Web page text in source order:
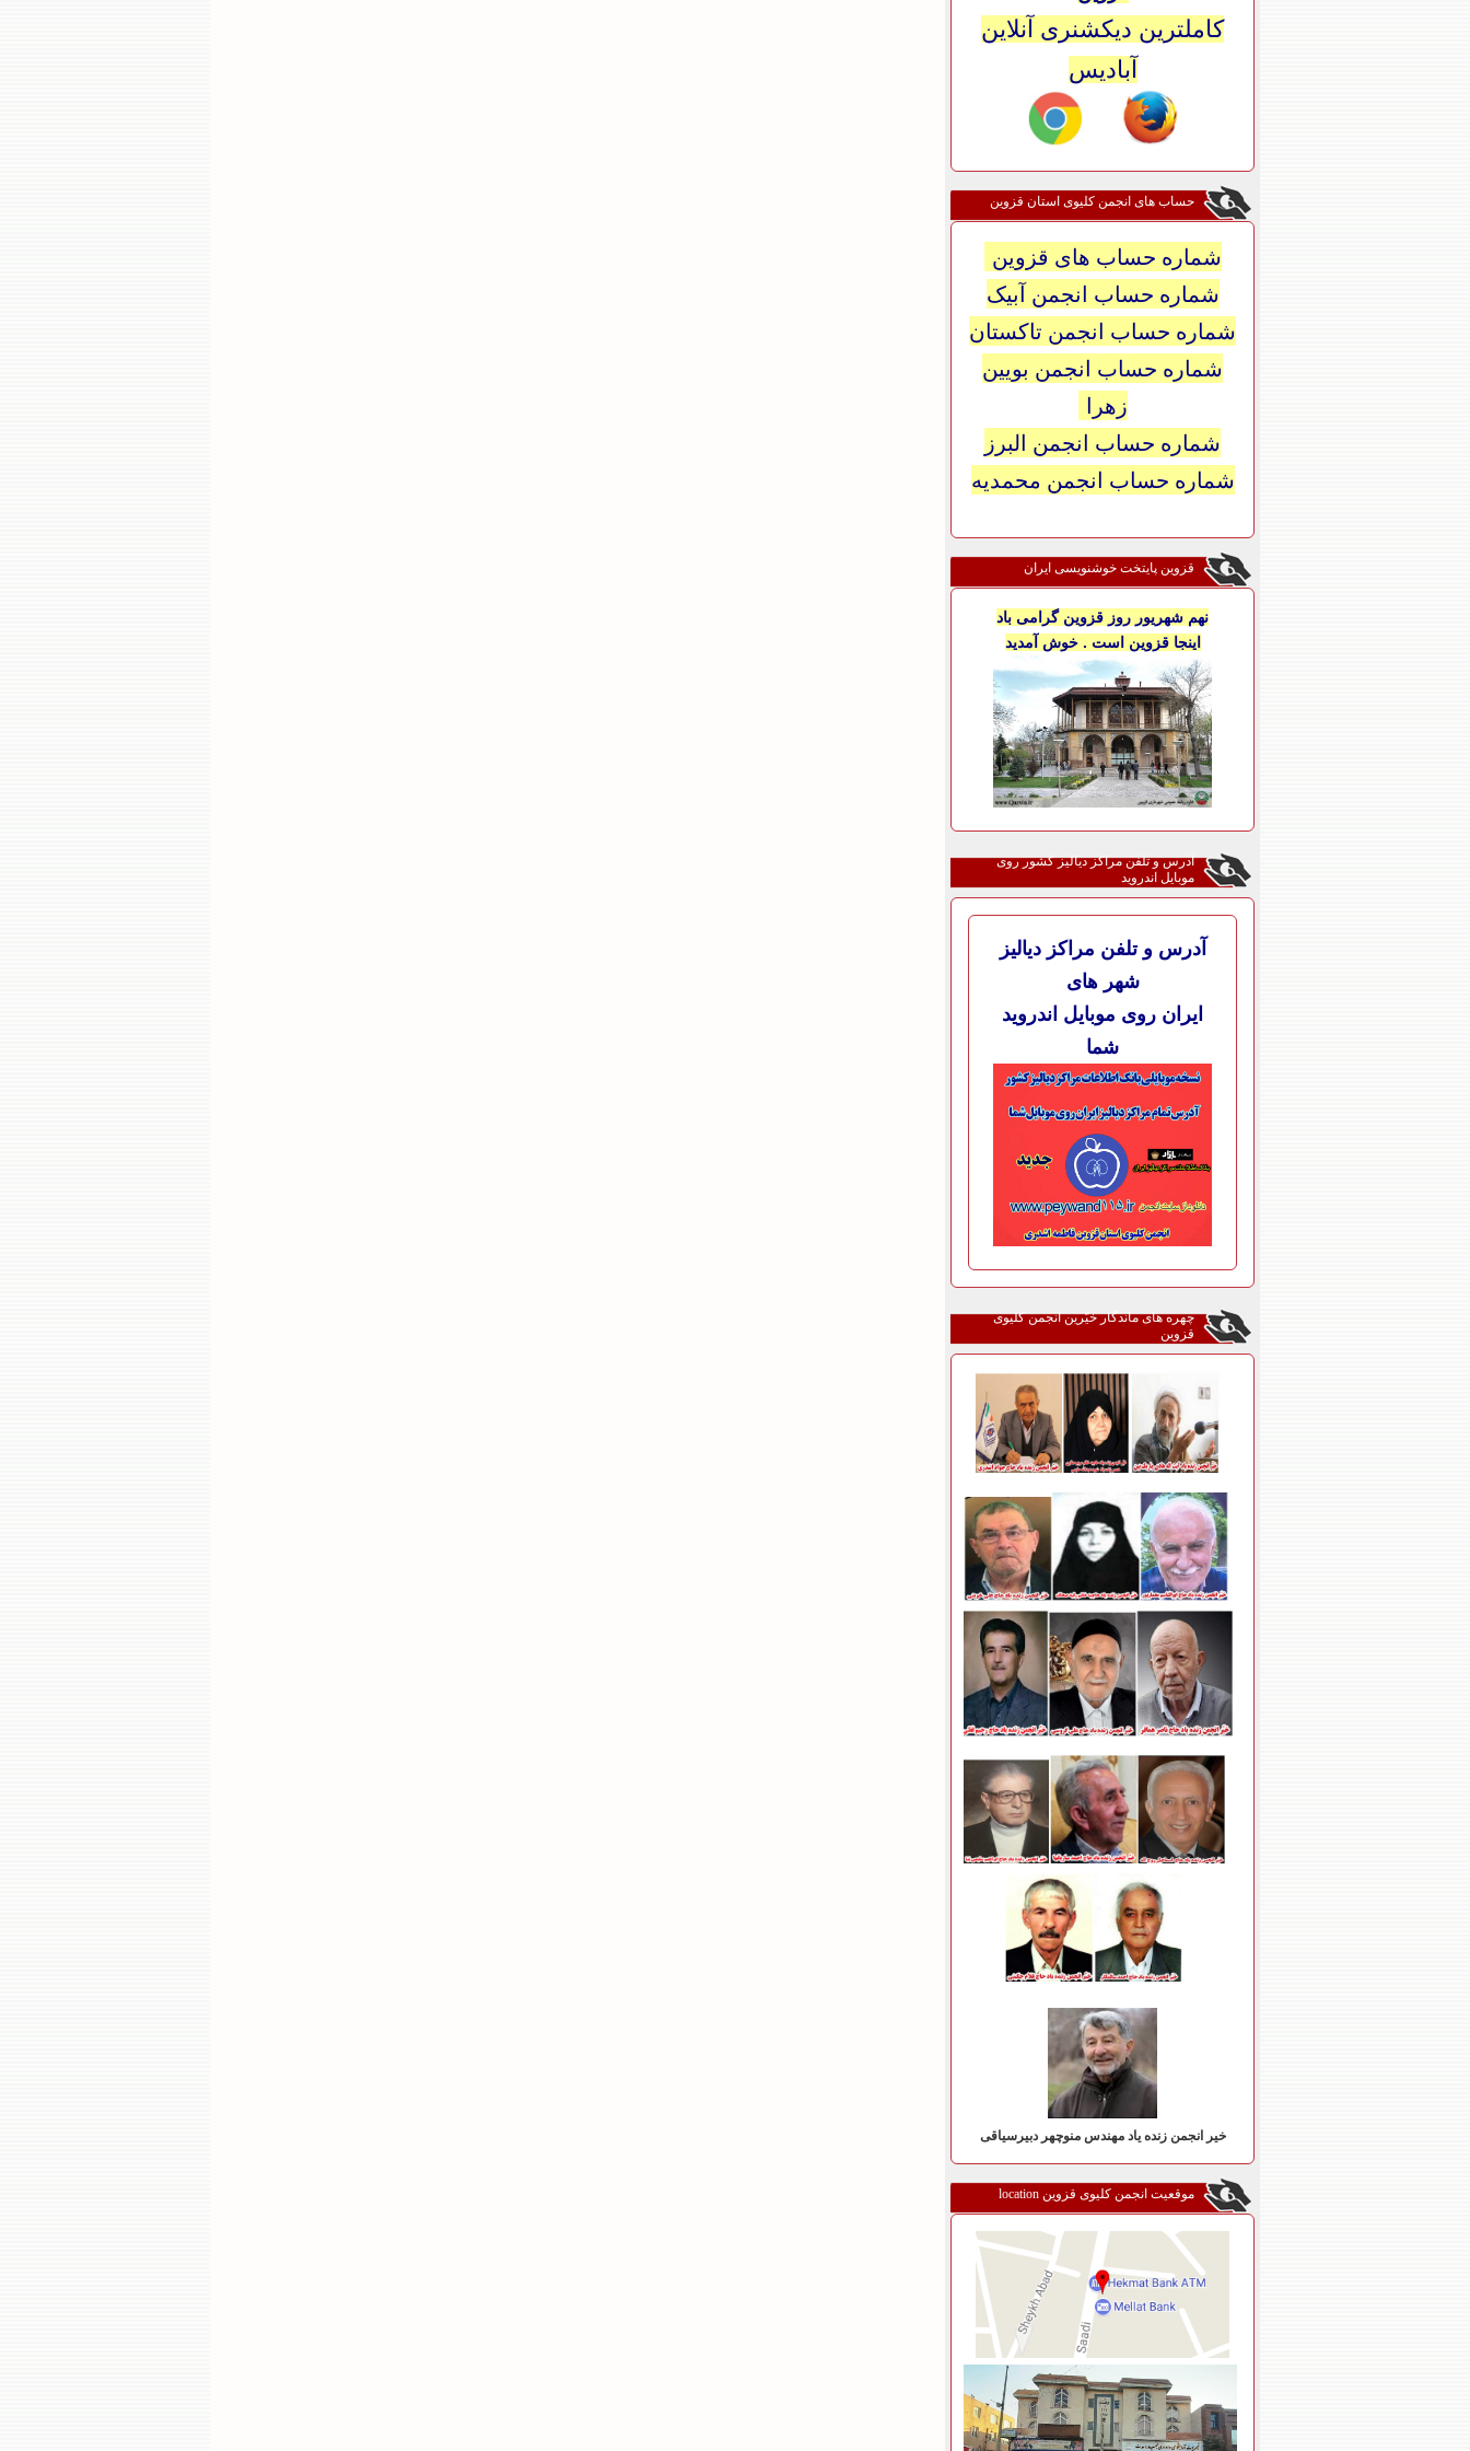
کاملترین دیکشنری آنلاین
آبادیس
حساب های انجمن کلیوی استان قزوین
شماره حساب های قزوین
شماره حساب انجمن آبیک
شماره حساب انجمن تاکستان
شماره حساب انجمن بویین
زهرا
شماره حساب انجمن البرز
شماره حساب انجمن محمدیه
قزوین پایتخت خوشنویسی ایران
نهم شهریور روز قزوین گرامی باد
اینجا قزوین است . خوش آمدید
آدرس و تلفن مراکز دیالیز کشور روی
موبایل اندروید
آدرس و تلفن مراکز دیالیز
شهر های
ایران روی موبایل اندروید
شما
چهره های ماندگار خیّرین انجمن کلیوی
قزوین
خیر انجمن زنده یاد مهندس منوچهر دبیرسیاقی
موقعیت انجمن کلیوی قزوین location